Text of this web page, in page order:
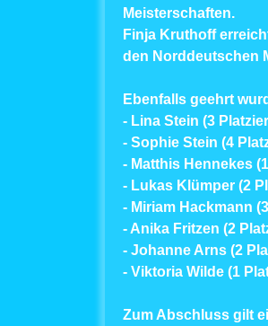
Meisterschaften.
Finja Kruthoff
den Norddeutschen
Ebenfalls geehrt
- Lina Stein (3
- Sophie Stein (4
- Matthis Hennekes
- Lukas Klümper (2
- Miriam Hackmann
- Anika Fritzen (2
- Johanne Arns (2
- Viktoria Wilde (1
Zum Abschluss gilt